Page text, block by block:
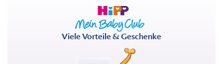
Viele Vorteile & Geschenke